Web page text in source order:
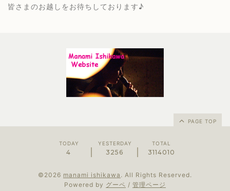
皆さまのお越しをお待ちしております♪
PAGE TOP
TODAY
4
YESTERDAY
3256
TOTAL
3114010
©2026 manami ishikawa . All Rights Reserved.
Powered by グーペ / 管理ページ